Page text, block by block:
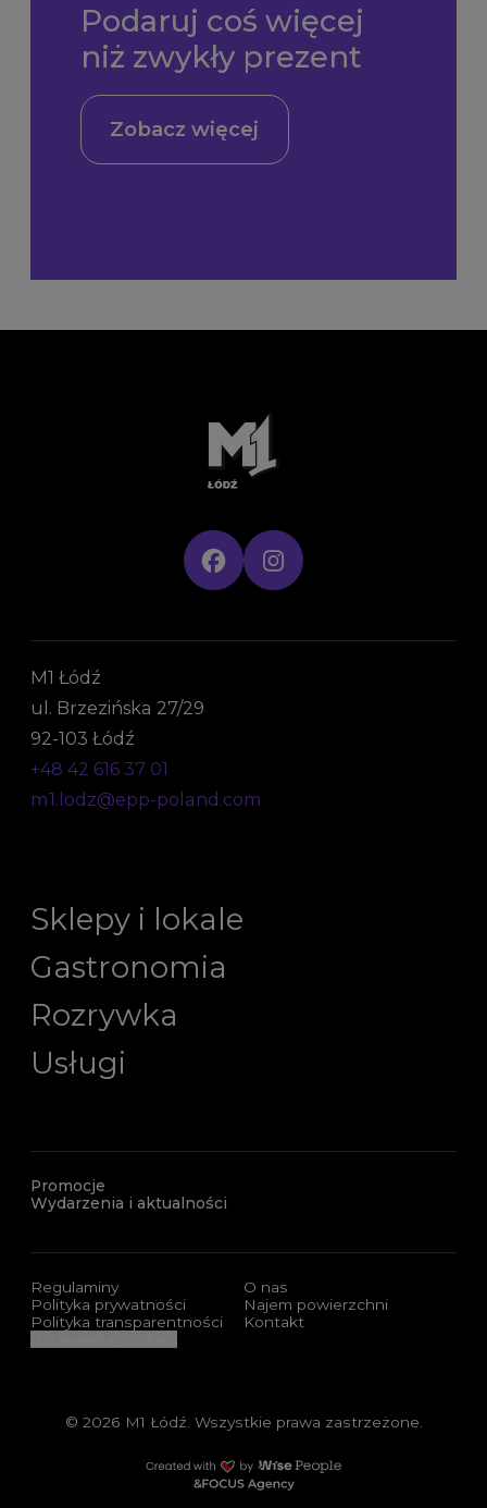
Podaruj coś więcej
niż zwykły prezent
Zobacz więcej
M1 Łódź
ul. Brzezińska 27/29
92-103 Łódź
+48 42 616 37 01
m1.lodz@epp-poland.com
Sklepy i lokale
Gastronomia
Rozrywka
Usługi
Promocje
Wydarzenia i aktualności
Regulaminy
Polityka prywatności
Polityka transparentności
O nas
Najem powierzchni
Kontakt
© 2026 M1 Łódź. Wszystkie prawa zastrzeżone.